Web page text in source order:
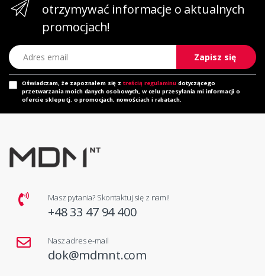
otrzymywać informacje o aktualnych
promocjach!
Adres email
Zapisz się
Oświadczam, że zapoznałem się z treścią regulaminu dotyczącego
przetwarzania moich danych osobowych, w celu przesyłania mi informacji o
ofercie sklepu tj. o promocjach, nowościach i rabatach.
Masz pytania? Skontaktuj się z nami!
+48 33 47 94 400
Nasz adres e-mail
dok@mdmnt.com